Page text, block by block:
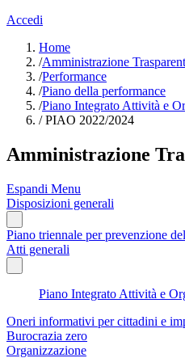
Accedi
Home
/Amministrazione
/Performance
/Piano della performance
/Piano Integrato Attività e
/PIAO 2022/2024
Amministrazione
Espandi Menu
Disposizioni generali
Piano triennale per prevenzione
Atti generali
Piano Integrato Attività e
Oneri informativi per cittadini e
Burocrazia zero
Organizzazione